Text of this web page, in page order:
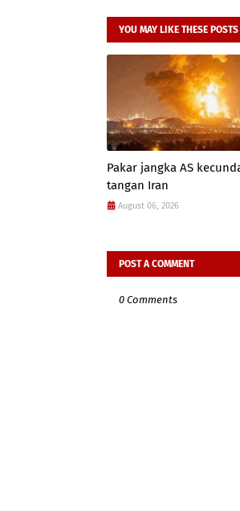
YOU MAY LIKE THESE POSTS
Pakar jangka AS
tangan Iran
August 06, 2026
POST A COMMENT
0 Comments